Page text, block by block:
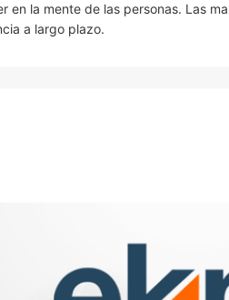
la mente de las personas. Las
a largo plazo.